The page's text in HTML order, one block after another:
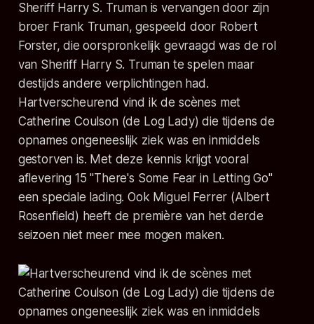
Sheriff Harry S. Truman is vervangen door zijn
broer Frank Truman, gespeeld door Robert
Forster, die oorspronkelijk gevraagd was de rol
van Sheriff Harry S. Truman te spelen maar
destijds andere verplichtingen had.
Hartverscheurend vind ik de scènes met
Catherine Coulson (de Log Lady) die tijdens de
opnames ongeneeslijk ziek was en inmiddels
gestorven is. Met deze kennis krijgt vooral
aflevering 15 "There's Some Fear in Letting Go"
een speciale lading. Ook Miguel Ferrer (Albert
Rosenfield) heeft de première van het derde
seizoen niet meer mee mogen maken.